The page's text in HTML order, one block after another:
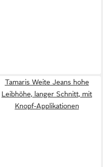
Tamaris Weite Jeans hohe
Leibhöhe, langer Schnitt, mit
Knopf-Applikationen